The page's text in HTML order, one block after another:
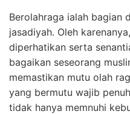
Berolahraga ialah bagian
jasadiyah. Oleh
diperhatikan serta
bagaikan seseorang
memastikan mutu olah
yang bermutu wajib
tidak hanya memnuhi